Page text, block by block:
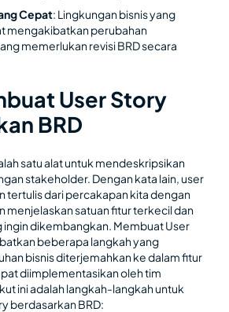
Cepat: Lingkungan bisnis yang
mengakibatkan perubahan
memerlukan revisi BRD secara
User Story
BRD
satu alat untuk mendeskripsikan
stakeholder. Dengan kata lain, user
tertulis dari percakapan kita dengan
menjelaskan satuan fitur terkecil dan
ingin dikembangkan. Membuat User
beberapa langkah yang
bisnis diterjemahkan ke dalam fitur
diimplementasikan oleh tim
ini adalah langkah-langkah untuk
berdasarkan BRD: